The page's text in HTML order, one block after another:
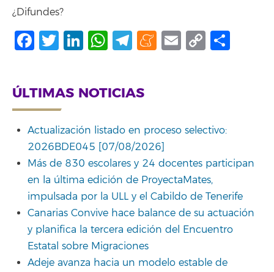
¿Difundes?
Facebook
Twitter
LinkedIn
WhatsApp
Telegram
Meneame
Email
Copy
ÚLTIMAS NOTICIAS
Actualización listado en proceso selectivo:
2026BDE045 [07/08/2026]
Más de 830 escolares y 24 docentes participan
en la última edición de ProyectaMates,
impulsada por la ULL y el Cabildo de Tenerife
Canarias Convive hace balance de su actuación
y planifica la tercera edición del Encuentro
Estatal sobre Migraciones
Adeje avanza hacia un modelo estable de